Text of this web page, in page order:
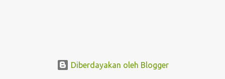
Diberdayakan oleh Blogger